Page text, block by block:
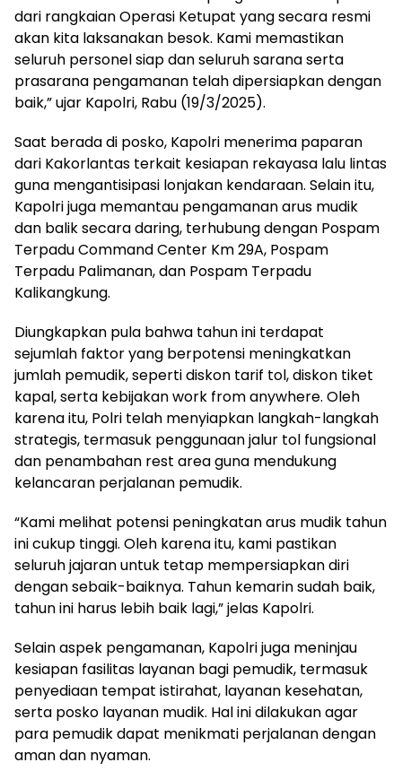
dari rangkaian Operasi Ketupat yang secara resmi
akan kita laksanakan besok. Kami memastikan
seluruh personel siap dan seluruh sarana serta
prasarana pengamanan telah dipersiapkan dengan
baik,” ujar Kapolri, Rabu (19/3/2025).
Saat berada di posko, Kapolri menerima paparan
dari Kakorlantas terkait kesiapan rekayasa lalu lintas
guna mengantisipasi lonjakan kendaraan. Selain itu,
Kapolri juga memantau pengamanan arus mudik
dan balik secara daring, terhubung dengan Pospam
Terpadu Command Center Km 29A, Pospam
Terpadu Palimanan, dan Pospam Terpadu
Kalikangkung.
Diungkapkan pula bahwa tahun ini terdapat
sejumlah faktor yang berpotensi meningkatkan
jumlah pemudik, seperti diskon tarif tol, diskon tiket
kapal, serta kebijakan work from anywhere. Oleh
karena itu, Polri telah menyiapkan langkah-langkah
strategis, termasuk penggunaan jalur tol fungsional
dan penambahan rest area guna mendukung
kelancaran perjalanan pemudik.
“Kami melihat potensi peningkatan arus mudik tahun
ini cukup tinggi. Oleh karena itu, kami pastikan
seluruh jajaran untuk tetap mempersiapkan diri
dengan sebaik-baiknya. Tahun kemarin sudah baik,
tahun ini harus lebih baik lagi,” jelas Kapolri.
Selain aspek pengamanan, Kapolri juga meninjau
kesiapan fasilitas layanan bagi pemudik, termasuk
penyediaan tempat istirahat, layanan kesehatan,
serta posko layanan mudik. Hal ini dilakukan agar
para pemudik dapat menikmati perjalanan dengan
aman dan nyaman.